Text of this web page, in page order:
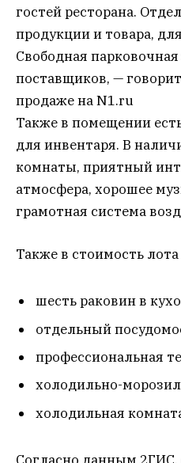
гостей ресторана.
продукции и товара,
Свободная
поставщиков, —
продаже на N1.ru
Также в помещении
для инвентаря. В
комнаты, приятный
атмосфера, хорошее
грамотная система
Также в стоимость
шесть раковин в
отдельный
профессиональная
холодильно-
холодильная
Согласно данным 2ГИС,